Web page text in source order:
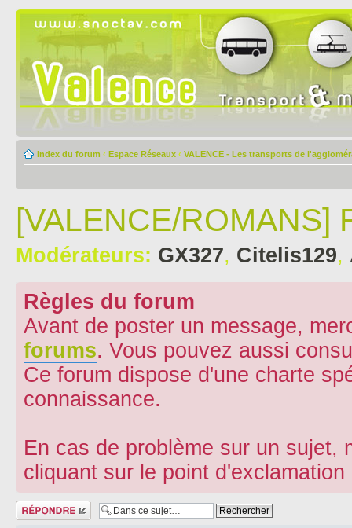
Index du forum ‹ Espace Réseaux ‹ VALENCE - Les transports de
[VALENCE/ROMANS]
Modérateurs: GX327, Citelis129,
Règles du forum
Avant de poster un message,
forums. Vous pouvez aussi
Ce forum dispose d'une charte
connaissance.
En cas de problème sur un sujet,
cliquant sur le point
Répondre